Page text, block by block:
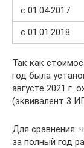
с 01.04.2017
с 01.01.2018
Так как
год была
августе 2021 г.
(эквивалент 3
Для сравнения:
за полный год